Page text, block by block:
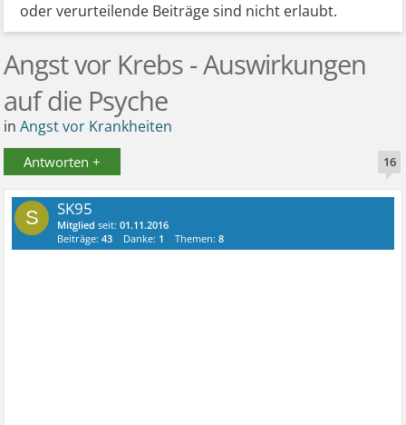
oder verurteilende Beiträge sind nicht erlaubt.
Angst vor Krebs - Auswirkungen
auf die Psyche
inAngst vor Krankheiten
Antworten + 16
S SK95
Mitglied seit:01.11.2016
Beiträge:43 Danke: 1 Themen:8